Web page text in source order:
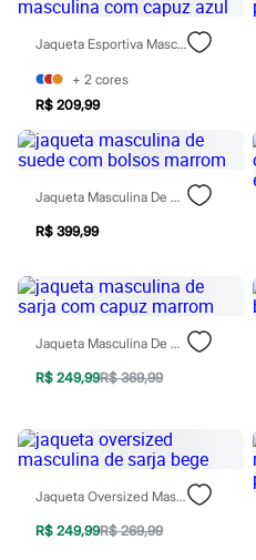
Rasteirinhas
Sandálias
Tênis
Diversão
Marcas
Baby Club
Fifteen
Miss Fifteen
Palomino
Moda íntima
Cuecas
Pijamas
Moda praia
Biquínis e Maiôs
Blusas de proteção
Sungas
Personagens
Hello Kitty
Homem Aranha
Minecraft
Naruto
Sonic
Jaqueta Esportiva Masculina Com Capuz Azul
+ 2 cores
R$ 209,99
Jaqueta Masculina De Suede Com Bolsos Marrom
R$ 399,99
Jaqueta Masculina De Sarja Com Capuz Marrom
R$ 249,99R$ 369,99
Jaqueta Oversized Masculina De Sarja Bege
R$ 249,99R$ 269,99